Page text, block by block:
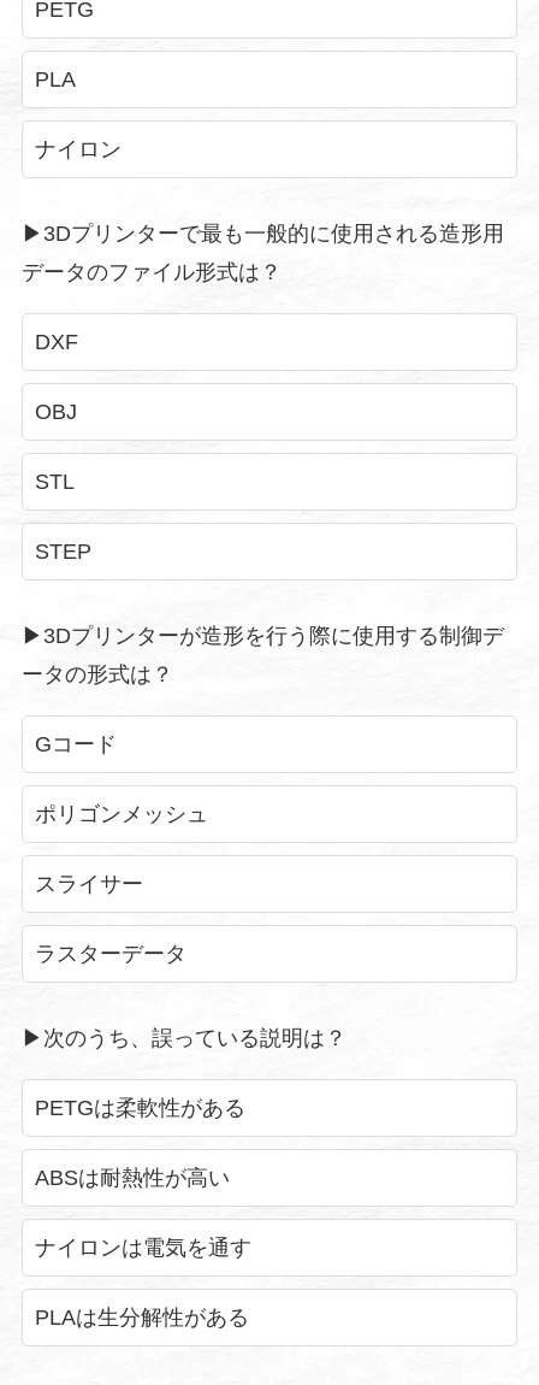
PETG
PLA
ナイロン
▶︎3Dプリンターで最も一般的に使用される造形用
データのファイル形式は？
DXF
OBJ
STL
STEP
▶︎3Dプリンターが造形を行う際に使用する制御デ
ータの形式は？
Gコード
ポリゴンメッシュ
スライサー
ラスターデータ
▶︎次のうち、誤っている説明は？
PETGは柔軟性がある
ABSは耐熱性が高い
ナイロンは電気を通す
PLAは生分解性がある